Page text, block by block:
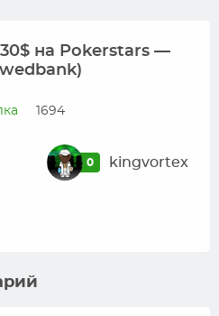
на Pokerstars —
1694
0 kingvortex